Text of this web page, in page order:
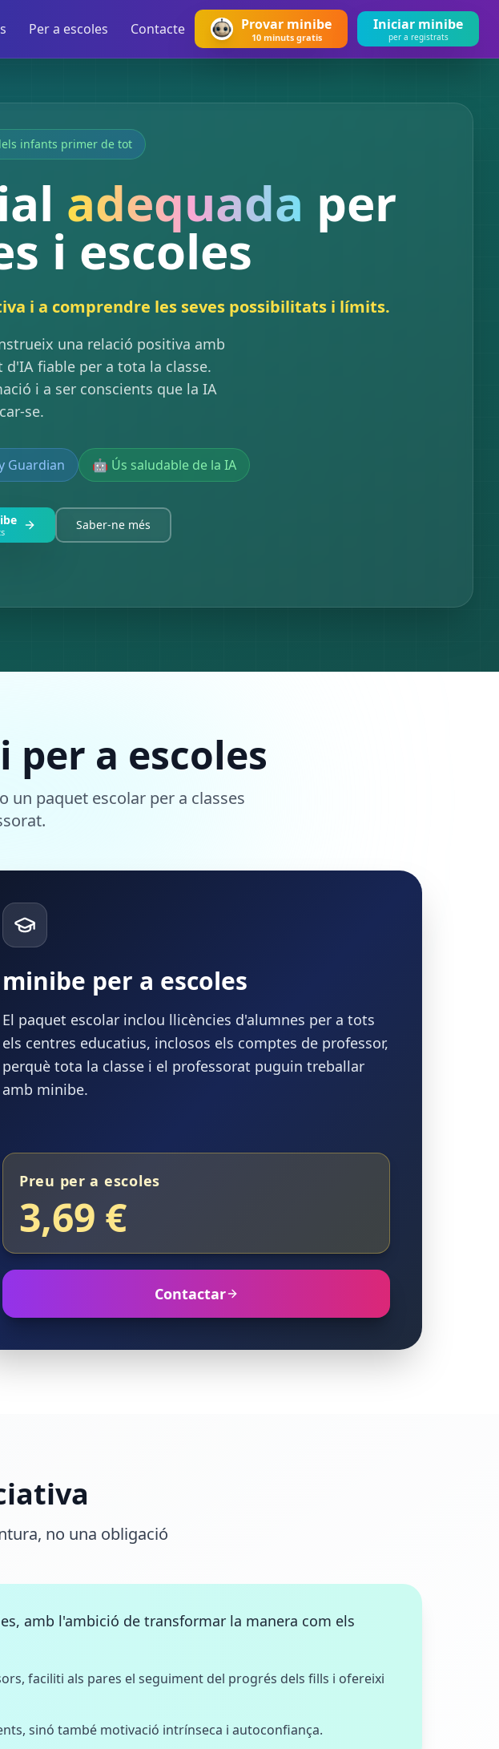
Per a escoles Contacte Provar minibe
10 minuts gratis
Iniciar minibe
per a registrats
infants primer de tot
adequada per
i escoles
i a comprendre les seves possibilitats i límits.
una relació positiva amb
fiable per a tota la classe.
i a ser conscients que la IA
se.
Guardian 🤖 Ús saludable de la IA
Saber-ne més
per a escoles
un paquet escolar per a classes
minibe per a escoles
El paquet escolar inclou llicències d'alumnes per a tots
els centres educatius, inclosos els comptes de professor,
perquè tota la classe i el professorat puguin treballar
amb minibe.
Preu per a escoles
3,69 €
Contactar
no una obligació
amb l'ambició de transformar la manera com els
faciliti als pares el seguiment del progrés dels fills i ofereixi
sinó també motivació intrínseca i autoconfiança.